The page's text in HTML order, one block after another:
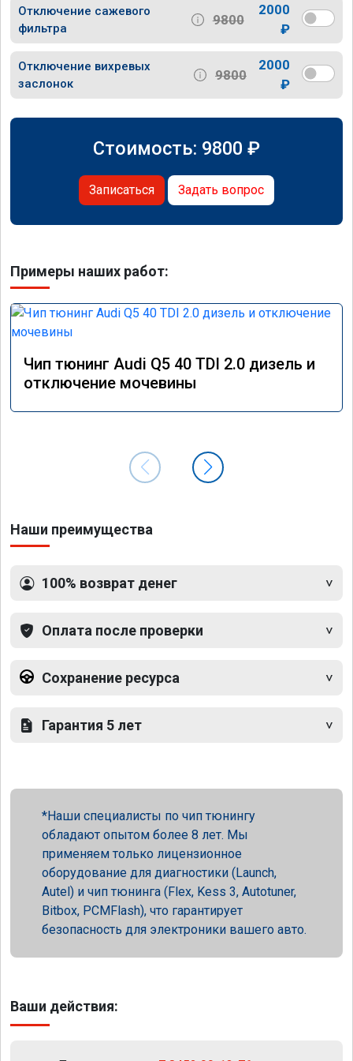
Отключение сажевого
фильтра
9800
2000
₽
Отключение вихревых
заслонок
9800
2000
₽
Стоимость: 9800 ₽
Записаться Задать вопрос
Примеры наших работ:
Чип тюнинг Audi Q5 40 TDI 2.0 дизель и
отключение мочевины
Наши преимущества
100% возврат денег
Оплата после проверки
Сохранение ресурса
Гарантия 5 лет
Наши специалисты по чип тюнингу
обладают опытом более 8 лет. Мы
применяем только лицензионное
оборудование для диагностики (Launch,
Autel) и чип тюнинга (Flex, Kess 3, Autotuner,
Bitbox, PCMFlash), что гарантирует
безопасность для электроники вашего авто.
Ваши действия: